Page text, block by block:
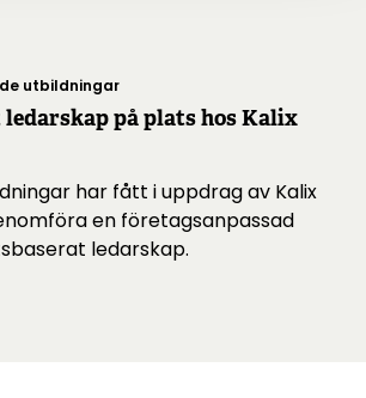
utbildningar
på plats hos Kalix
har fått i uppdrag av Kalix
en företagsanpassad
ledarskap.